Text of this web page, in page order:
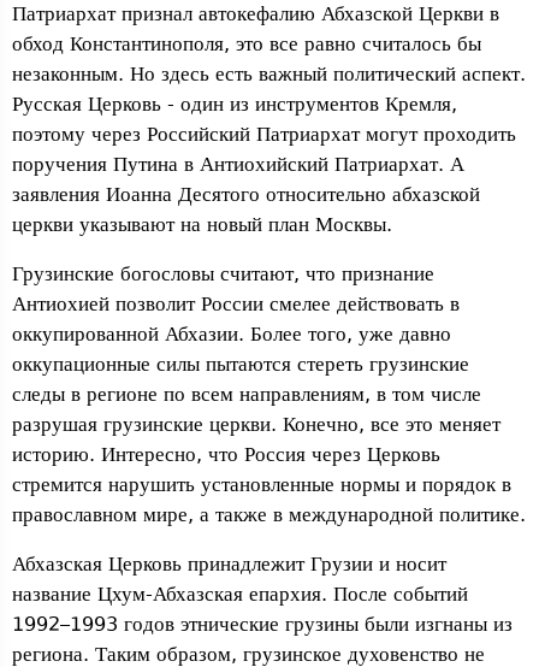
Патриархат признал автокефалию Абхазской Церкви в
обход Константинополя, это все равно считалось бы
незаконным. Но здесь есть важный политический аспект.
Русская Церковь - один из инструментов Кремля,
поэтому через Российский Патриархат могут проходить
поручения Путина в Антиохийский Патриархат. А
заявления Иоанна Десятого относительно абхазской
церкви указывают на новый план Москвы.
Грузинские богословы считают, что признание
Антиохией позволит России смелее действовать в
оккупированной Абхазии. Более того, уже давно
оккупационные силы пытаются стереть грузинские
следы в регионе по всем направлениям, в том числе
разрушая грузинские церкви. Конечно, все это меняет
историю. Интересно, что Россия через Церковь
стремится нарушить установленные нормы и порядок в
православном мире, а также в международной политике.
Абхазская Церковь принадлежит Грузии и носит
название Цхум-Абхазская епархия. После событий
1992–1993 годов этнические грузины были изгнаны из
региона. Таким образом, грузинское духовенство не